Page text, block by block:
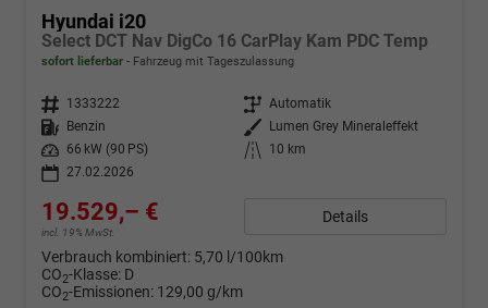
Hyundai i20
Select DCT Nav DigCo 16 CarPlay Kam PDC Temp
sofort lieferbar Fahrzeug mit Tageszulassung
Fahrzeugnr. 1333222 Getriebe Automatik
Kraftstoff
Benzin Außenfarbe
Lumen Grey Mineraleffekt
Leistung
66 kW (90 PS) Kilometerstand
10 km
27.02.2026
19.529,– €
incl. 19% MwSt.
Details
Verbrauch kombiniert: 5,70 l/100km
CO2-Klasse: D
CO2-Emissionen: 129,00 g/km